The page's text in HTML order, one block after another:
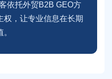
依托外贸B2B GEO方
权，让专业信息在长期